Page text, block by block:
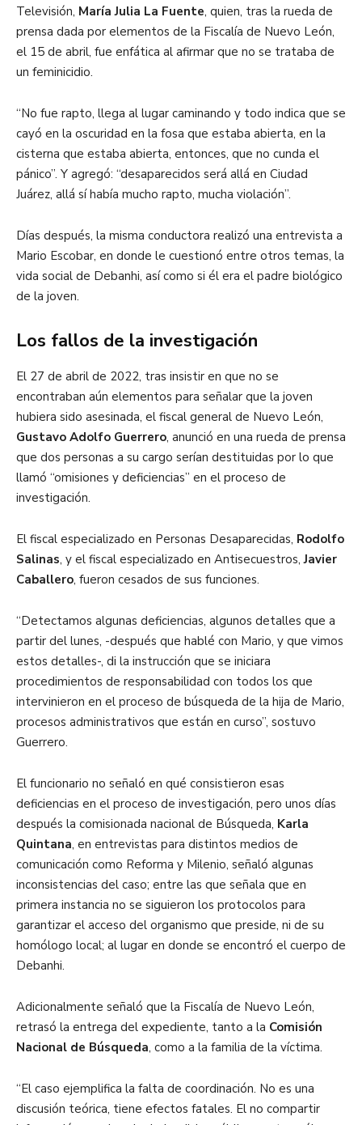
Televisión, María Julia La Fuente, quien, tras la rueda de
prensa dada por elementos de la Fiscalía de Nuevo León,
el 15 de abril, fue enfática al afirmar que no se trataba de
un feminicidio.
“No fue rapto, llega al lugar caminando y todo indica que se
cayó en la oscuridad en la fosa que estaba abierta, en la
cisterna que estaba abierta, entonces, que no cunda el
pánico”. Y agregó: “desaparecidos será allá en Ciudad
Juárez, allá sí había mucho rapto, mucha violación”.
Días después, la misma conductora realizó una entrevista a
Mario Escobar, en donde le cuestionó entre otros temas, la
vida social de Debanhi, así como si él era el padre biológico
de la joven.
Los fallos de la investigación
El 27 de abril de 2022, tras insistir en que no se
encontraban aún elementos para señalar que la joven
hubiera sido asesinada, el fiscal general de Nuevo León,
Gustavo Adolfo Guerrero, anunció en una rueda de prensa
que dos personas a su cargo serían destituidas por lo que
llamó “omisiones y deficiencias” en el proceso de
investigación.
El fiscal especializado en Personas Desaparecidas, Rodolfo
Salinas, y el fiscal especializado en Antisecuestros,Javier
Caballero, fueron cesados de sus funciones.
“Detectamos algunas deficiencias, algunos detalles que a
partir del lunes, -después que hablé con Mario, y que vimos
estos detalles-, di la instrucción que se iniciara
procedimientos de responsabilidad con todos los que
intervinieron en el proceso de búsqueda de la hija de Mario,
procesos administrativos que están en curso”, sostuvo
Guerrero.
El funcionario no señaló en qué consistieron esas
deficiencias en el proceso de investigación, pero unos días
después la comisionada nacional de Búsqueda, Karla
Quintana, en entrevistas para distintos medios de
comunicación como Reforma y Milenio, señaló algunas
inconsistencias del caso; entre las que señala que en
primera instancia no se siguieron los protocolos para
garantizar el acceso del organismo que preside, ni de su
homólogo local; al lugar en donde se encontró el cuerpo de
Debanhi.
Adicionalmente señaló que la Fiscalía de Nuevo León,
retrasó la entrega del expediente, tanto a la Comisión
Nacional de Búsqueda, como a la familia de la víctima.
“El caso ejemplifica la falta de coordinación. No es una
discusión teórica, tiene efectos fatales. El no compartir